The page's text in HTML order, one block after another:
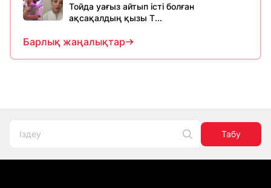
Тойда уағыз айтып істі болған
ақсақалдың қызы Т...
Барлық жаңалықтар
Табу